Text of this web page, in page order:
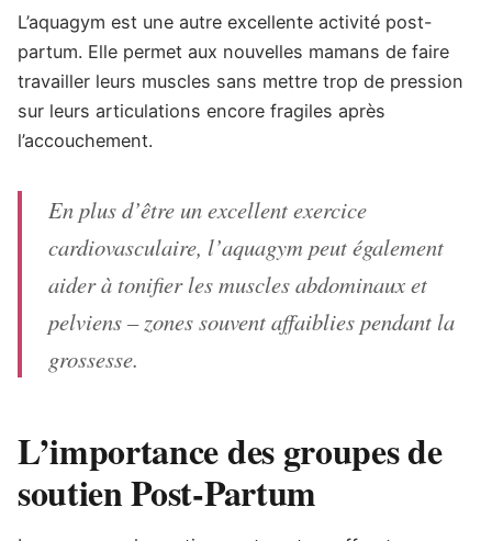
L’aquagym est une autre excellente activité post-
partum. Elle permet aux nouvelles mamans de faire
travailler leurs muscles sans mettre trop de pression
sur leurs articulations encore fragiles après
l’accouchement.
En plus d’être un excellent exercice
cardiovasculaire, l’aquagym peut également
aider à tonifier les muscles abdominaux et
pelviens – zones souvent affaiblies pendant la
grossesse.
L’importance des groupes de
soutien Post-Partum